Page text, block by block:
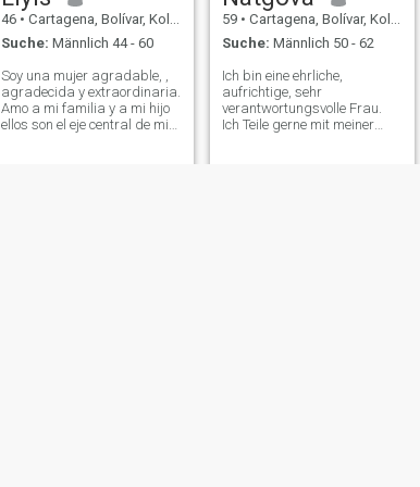
46 • Cartagena, Bolívar, Kolumbien
Suche: Männlich 44 - 60
Soy una mujer agradable, ,
agradecida y extraordinaria.
Amo a mi familia y a mi hijo
ellos son el eje central de mi
59 • Cartagena, Bolívar, Kolumbien
Suche: Männlich 50 - 62
Ich bin eine ehrliche,
aufrichtige, sehr
verantwortungsvolle Frau.
Ich Teile gerne mit meiner